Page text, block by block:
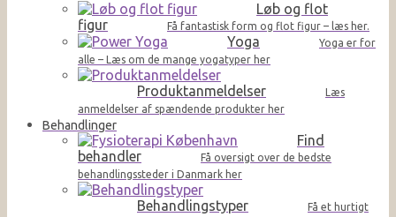
Løb og flot
figur
Få fantastisk form og flot figur – læs her.
Yoga
Yoga er for
alle – Læs om de mange yogatyper her
Produktanmeldelser
Læs
anmeldelser af spændende produkter her
Behandlinger
Find
behandler
Få oversigt over de bedste
behandlingssteder i Danmark her
Behandlingstyper
Få et hurtigt